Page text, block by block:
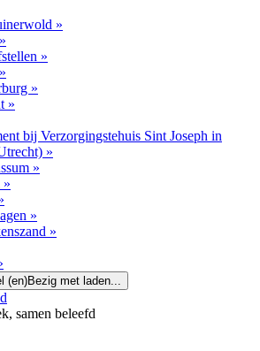
»
»
»
»
bij Verzorgingstehuis Sint Joseph in
»
»
»
»
»
(en)Bezig met laden...